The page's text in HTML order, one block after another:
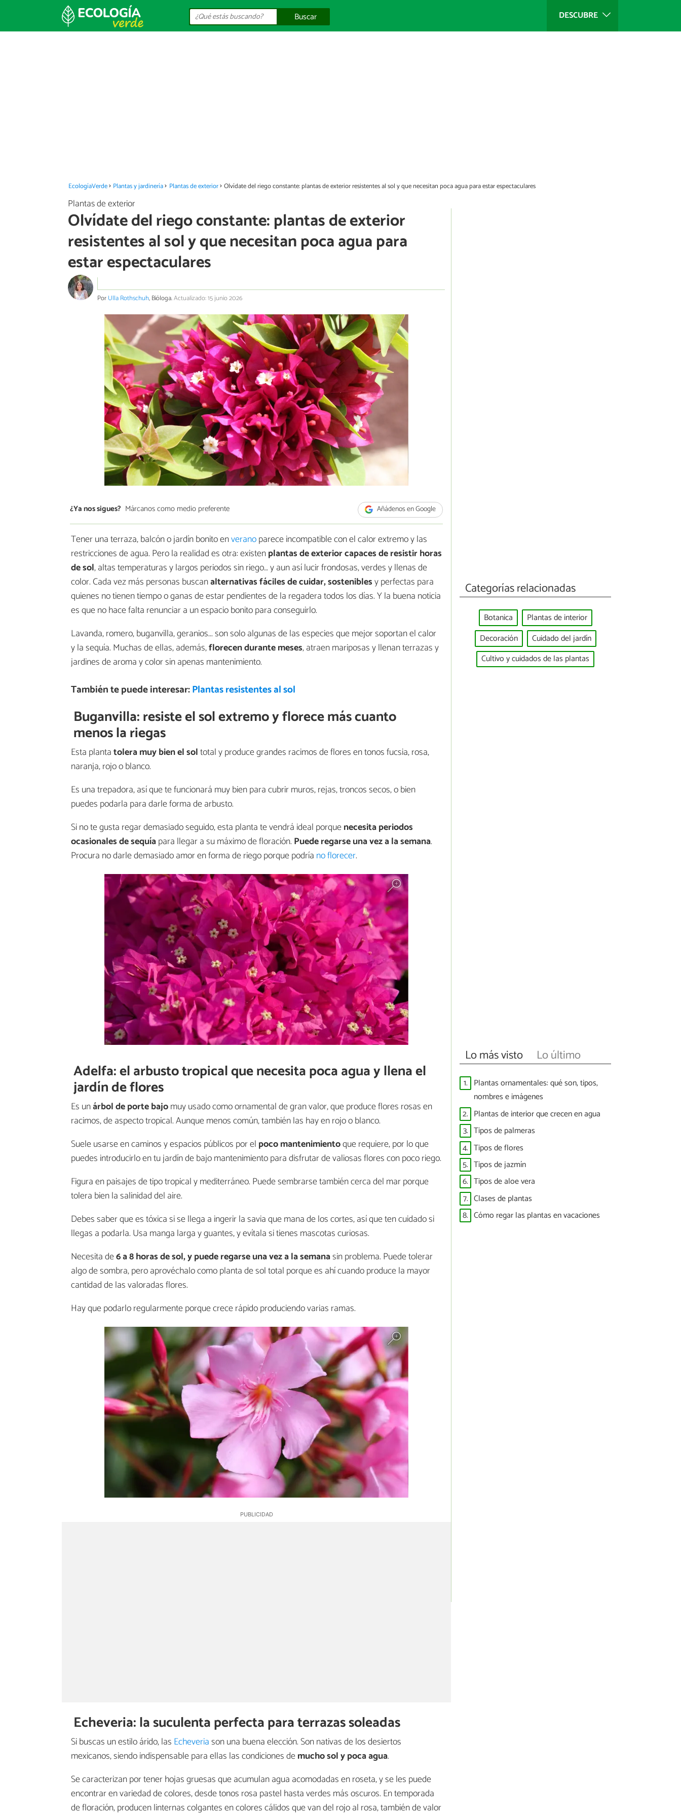
DESCUBRE
Buscar
EcologíaVerde Plantas y jardinería Plantas de exterior Olvídate del riego constante: plantas de exterior resistentes al sol y que necesitan poca agua para estar espectaculares
Plantas de exterior
Olvídate del riego constante: plantas de exterior
resistentes al sol y que necesitan poca agua para
estar espectaculares
PorUlla Rothschuh, Bióloga.Actualizado: 15 junio 2026
¿Ya nos sigues? Márcanos como medio preferente Añádenos en Google
Tener una terraza, balcón o jardín bonito enveranoparece incompatible con el calor extremo y las
restricciones de agua. Pero la realidad es otra: existenplantas de exterior capaces de resistir horas
de sol, altas temperaturas y largos periodos sin riego… y aun así lucir frondosas, verdes y llenas de
color. Cada vez más personas buscanalternativas fáciles de cuidar, sosteniblesy perfectas para
quienes no tienen tiempo o ganas de estar pendientes de la regadera todos los días. Y la buena noticia
es que no hace falta renunciar a un espacio bonito para conseguirlo.
Lavanda, romero, buganvilla, geranios... son solo algunas de las especies que mejor soportan el calor
y la sequía. Muchas de ellas, además,florecen durante meses, atraen mariposas y llenan terrazas y
jardines de aroma y color sin apenas mantenimiento.
También te puede interesar:Plantas resistentes al sol
Buganvilla: resiste el sol extremo y florece más cuanto
menos la riegas
Esta plantatolera muy bien el soltotal y produce grandes racimos de flores en tonos fucsia, rosa,
naranja, rojo o blanco.
Es una trepadora, así que te funcionará muy bien para cubrir muros, rejas, troncos secos, o bien
puedes podarla para darle forma de arbusto.
Si no te gusta regar demasiado seguido, esta planta te vendrá ideal porquenecesita periodos
ocasionales de sequíapara llegar a su máximo de floración. Puede regarse una vez a la semana.
Procura no darle demasiado amor en forma de riego porque podría no florecer.
Adelfa: el arbusto tropical que necesita poca agua y llena el
jardín de flores
Es unárbol de porte bajomuy usado como ornamental de gran valor, que produce flores rosas en
racimos, de aspecto tropical. Aunque menos común, también las hay en rojo o blanco.
Suele usarse en caminos y espacios públicos por el poco mantenimientoque requiere, por lo que
puedes introducirlo en tu jardín de bajo mantenimiento para disfrutar de valiosas flores con poco riego.
Figura en paisajes de tipo tropical y mediterráneo. Puede sembrarse también cerca del mar porque
tolera bien la salinidad del aire.
Debes saber que es tóxica si se llega a ingerir la savia que mana de los cortes, así que ten cuidado si
llegas a podarla. Usa manga larga y guantes, y evítala si tienes mascotas curiosas.
Necesita de6 a 8 horas de sol, y puede regarse una vez a la semanasin problema. Puede tolerar
algo de sombra, pero aprovéchalo como planta de sol total porque es ahí cuando produce la mayor
cantidad de las valoradas flores.
Hay que podarlo regularmente porque crece rápido produciendo varias ramas.
Echeveria: la suculenta perfecta para terrazas soleadas
Si buscas un estilo árido, las Echeveriason una buena elección. Son nativas de los desiertos
mexicanos, siendo indispensable para ellas las condiciones demucho sol y poca agua.
Se caracterizan por tener hojas gruesas que acumulan agua acomodadas en roseta, y se les puede
encontrar en variedad de colores, desde tonos rosa pastel hasta verdes más oscuros. En temporada
de floración, producen linternas colgantes en colores cálidos que van del rojo al rosa, también de valor
Categorías relacionadas
Botanica
Plantas de interior
Decoración
Cuidado del jardín
Cultivo y cuidados de las plantas
Lo más visto Lo último
1. Plantas ornamentales: qué son, tipos,
nombres e imágenes
2. Plantas de interior que crecen en agua
3. Tipos de palmeras
4. Tipos de flores
5. Tipos de jazmín
6. Tipos de aloe vera
7. Clases de plantas
8. Cómo regar las plantas en vacaciones